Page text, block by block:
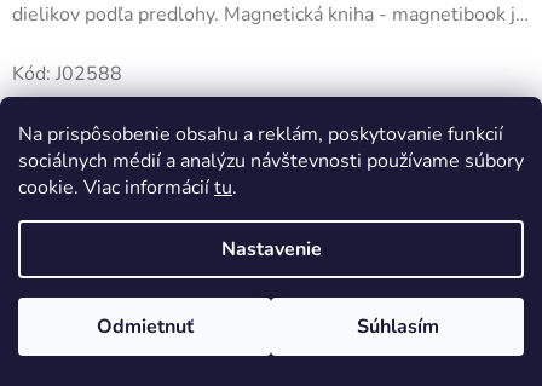
Na prispôsobenie obsahu a reklám, poskytovanie funkcií
sociálnych médií a analýzu návštevnosti používame súbory
cookie. Viac informáciítu.
Nastavenie
Odmietnuť Súhlasím
dielikov podľa predlohy. Magnetická kniha - magnetibook je
rokov....
Kód:J02588